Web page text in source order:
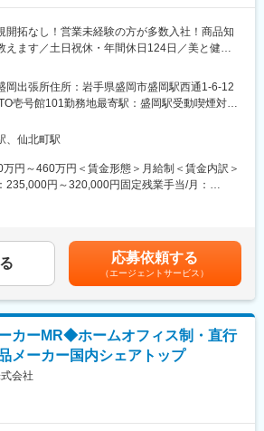
は届いてからスピード感をもって、正確に検査
とが必要です。
トをお任せしますので、やりがいは大きいで
～23名で構成されています。
夕方以降に届くため夜間の検査が発生します。
に夜勤メインとなります。
検査技師免許無の方向け）
協会主催の生涯学習通信講座受講料 会社全額
化学コース、免疫学コース、血液学コース他）
査機器メーカー主催の研修会等参加費 全額補
は臨床検査を通して地域社会に貢献したいとい
、お客様最優先の精神で「皆様の身近な検査
開拓なし！営業未経験の方が多数入社！商品知
えます／土日祝休・年間休日124日／美と健康
チェアや補聴器など“美と健康”を支える製品をつ
。この職種では、そうした製品を必要としてい
やすく紹介し、届ける仕事を担当します。
すめ
品をご提案します。
新規開拓はありません。
は、補聴器や健康機器など。
営
ントなどを企画し、来場された方に商品を体験
を受けていただきます。
わりながら製品の魅力を伝える仕事です。
好き」「イベントが好き」な方は特に活躍でき
岡出張所住所：岩手県盛岡市盛岡駅西通1-6-12
壱号館101勤務地最寄駅：盛岡駅受動喫煙対
煙変更の範囲：会社の定める事業所
、仙北町駅
万円～460万円＜賃金形態＞月給制＜賃金内訳＞
235,000円～320,000円固定残業手当/月：
慮の上、当社規定により決定いたします。■昇
年2回賃金はあくまでも目安の金額であり、選
る可能性があります。月給(月額)は固定手当を含
応募依頼する
（エージェントサービス）
カーMR◆ホームオフィス制・直行
メーカー国内シェアトップ
会社